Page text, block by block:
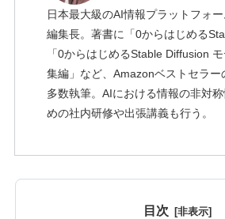
日本最大級のAI情報プラットフォー
編集長。著書に「0からはじめる
「0からはじめるStable Diffusion
集編」など、Amazonベストセラー
多数執筆。AIにおける情報の非対
めの社内研修や出張講義も行う。
目次